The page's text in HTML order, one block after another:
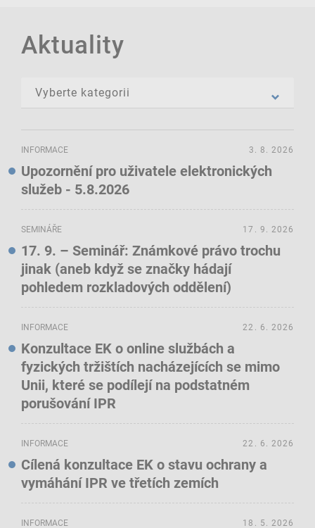
Aktuality
INFORMACE
Upozornění pro uživatele elektronických
služeb - 5.8.2026
3. 8. 2026
SEMINÁŘE
17. 9. – Seminář: Známkové právo trochu
jinak (aneb když se značky hádají
pohledem rozkladových oddělení)
17. 9. 2026
INFORMACE
Konzultace EK o online službách a
fyzických tržištích nacházejících se mimo
Unii, které se podílejí na podstatném
porušování IPR
22. 6. 2026
INFORMACE
Cílená konzultace EK o stavu ochrany a
vymáhání IPR ve třetích zemích
22. 6. 2026
INFORMACE 18. 5. 2026